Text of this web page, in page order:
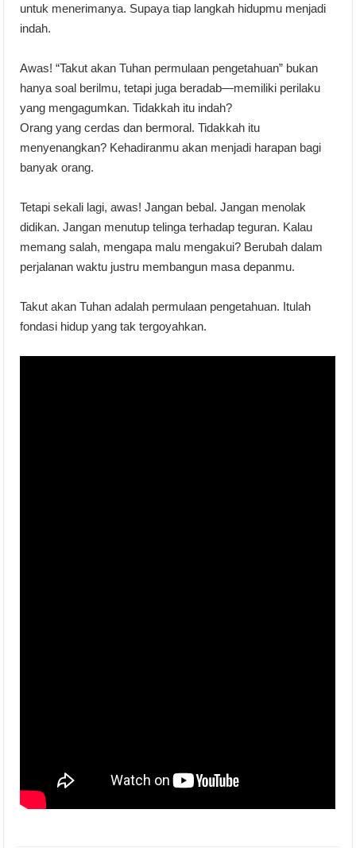
untuk menerimanya. Supaya tiap langkah hidupmu menjadi
indah.
Awas! “Takut akan Tuhan permulaan pengetahuan” bukan
hanya soal berilmu, tetapi juga beradab—memiliki perilaku
yang mengagumkan. Tidakkah itu indah?
Orang yang cerdas dan bermoral. Tidakkah itu
menyenangkan? Kehadiranmu akan menjadi harapan bagi
banyak orang.
Tetapi sekali lagi, awas! Jangan bebal. Jangan menolak
didikan. Jangan menutup telinga terhadap teguran. Kalau
memang salah, mengapa malu mengakui? Berubah dalam
perjalanan waktu justru membangun masa depanmu.
Takut akan Tuhan adalah permulaan pengetahuan. Itulah
fondasi hidup yang tak tergoyahkan.